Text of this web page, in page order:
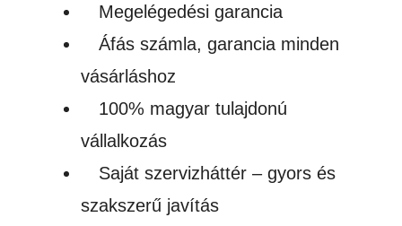
Megelégedési garancia
Áfás számla, garancia minden
vásárláshoz
100% magyar tulajdonú
vállalkozás
Saját szervizháttér – gyors és
szakszerű javítás